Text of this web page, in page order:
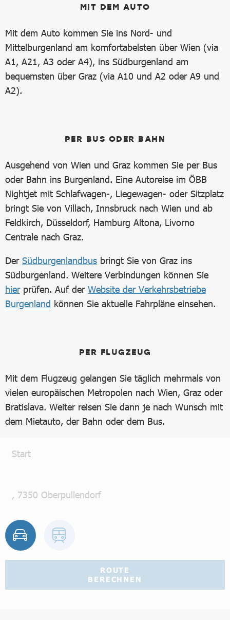
MIT DEM AUTO
Mit dem Auto kommen Sie ins Nord- und
Mittelburgenland am komfortabelsten über Wien (via
A1, A21, A3 oder A4), ins Südburgenland am
bequemsten über Graz (via A10 und A2 oder A9 und
A2).
PER BUS ODER BAHN
Ausgehend von Wien und Graz kommen Sie per Bus
oder Bahn ins Burgenland. Eine Autoreise im ÖBB
Nightjet mit Schlafwagen-, Liegewagen- oder Sitzplatz
bringt Sie von Villach, Innsbruck nach Wien und ab
Feldkirch, Düsseldorf, Hamburg Altona, Livorno
Centrale nach Graz.
Der Südburgenlandbus bringt Sie von Graz ins
Südburgenland. Weitere Verbindungen können Sie
hierprüfen. Auf der Website der Verkehrsbetriebe
Burgenland können Sie aktuelle Fahrpläne einsehen.
PER FLUGZEUG
Mit dem Flugzeug gelangen Sie täglich mehrmals von
vielen europäischen Metropolen nach Wien, Graz oder
Bratislava. Weiter reisen Sie dann je nach Wunsch mit
dem Mietauto, der Bahn oder dem Bus.
ROUTE
BERECHNEN